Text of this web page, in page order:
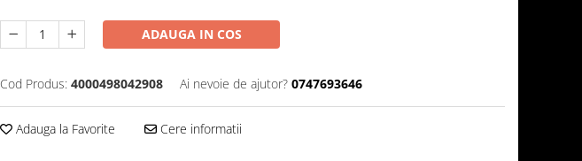
ADAUGA IN COS
Cod Produs: 4000498042908 Ai nevoie de ajutor? 0747693646
Adauga la Favorite Cere informatii